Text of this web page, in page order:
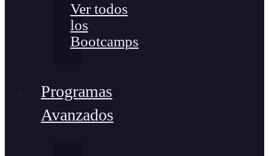
Ver todos
los
Bootcamps
Programas
Avanzados